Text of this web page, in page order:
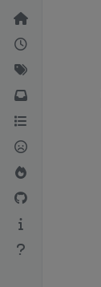
Weiter zum Inhalt